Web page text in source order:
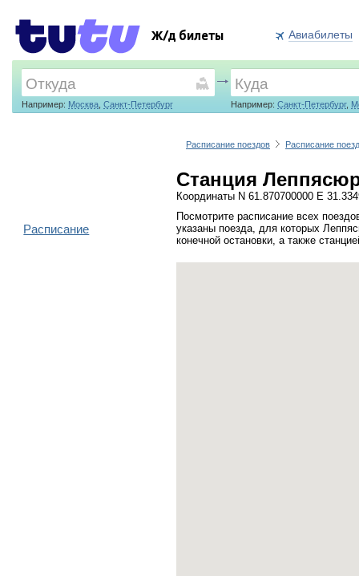
Ж/д билеты Авиабилеты
Например: Москва, Санкт-Петербург Например: Санкт-Петербург,
Расписание поездов Расписание
Станция
Координаты N 61.870700000 E
Посмотрите расписание всех
указаны поезда, для которых
конечной остановки, а также
Расписание